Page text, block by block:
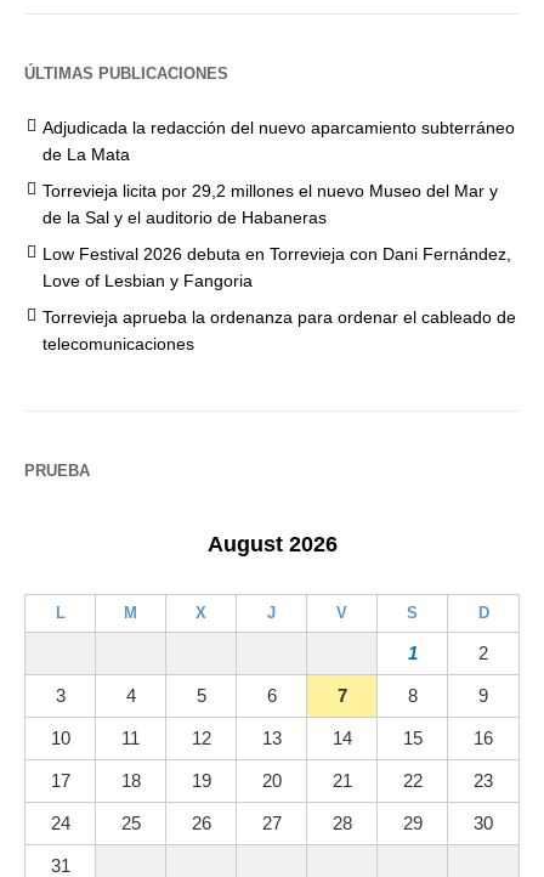
ÚLTIMAS PUBLICACIONES
Adjudicada la redacción del nuevo aparcamiento subterráneo
de La Mata
Torrevieja licita por 29,2 millones el nuevo Museo del Mar y
de la Sal y el auditorio de Habaneras
Low Festival 2026 debuta en Torrevieja con Dani Fernández,
Love of Lesbian y Fangoria
Torrevieja aprueba la ordenanza para ordenar el cableado de
telecomunicaciones
PRUEBA
August 2026
L M X J V S D
1 2
3 4 5 6 7 8 9
10 11 12 13 14 15 16
17 18 19 20 21 22 23
24 25 26 27 28 29 30
31